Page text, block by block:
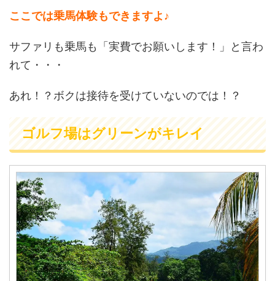
ここでは乗馬体験もできますよ♪
サファリも乗馬も「実費でお願いします！」と言わ
れて・・・
あれ！？ボクは接待を受けていないのでは！？
ゴルフ場はグリーンがキレイ